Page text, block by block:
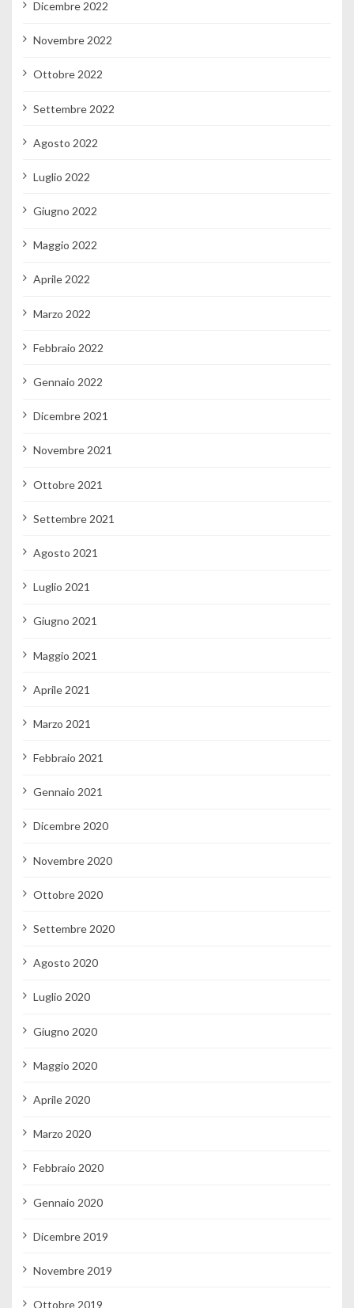
Dicembre 2022
Novembre 2022
Ottobre 2022
Settembre 2022
Agosto 2022
Luglio 2022
Giugno 2022
Maggio 2022
Aprile 2022
Marzo 2022
Febbraio 2022
Gennaio 2022
Dicembre 2021
Novembre 2021
Ottobre 2021
Settembre 2021
Agosto 2021
Luglio 2021
Giugno 2021
Maggio 2021
Aprile 2021
Marzo 2021
Febbraio 2021
Gennaio 2021
Dicembre 2020
Novembre 2020
Ottobre 2020
Settembre 2020
Agosto 2020
Luglio 2020
Giugno 2020
Maggio 2020
Aprile 2020
Marzo 2020
Febbraio 2020
Gennaio 2020
Dicembre 2019
Novembre 2019
Ottobre 2019